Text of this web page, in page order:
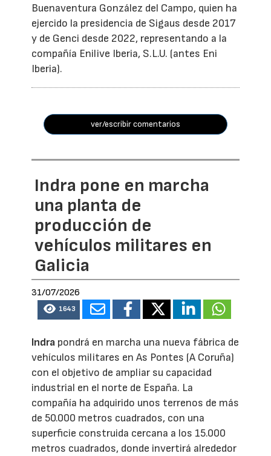
Buenaventura González del Campo, quien ha
ejercido la presidencia de Sigaus desde 2017
y de Genci desde 2022, representando a la
compañía Enilive Iberia, S.L.U. (antes Eni
Iberia).
ver/escribir comentarios
Indra pone en marcha
una planta de
producción de
vehículos militares en
Galicia
31/07/2026
1643
Indra pondrá en marcha una nueva fábrica de
vehículos militares en As Pontes (A Coruña)
con el objetivo de ampliar su capacidad
industrial en el norte de España. La
compañía ha adquirido unos terrenos de más
de 50.000 metros cuadrados, con una
superficie construida cercana a los 15.000
metros cuadrados, donde invertirá alrededor